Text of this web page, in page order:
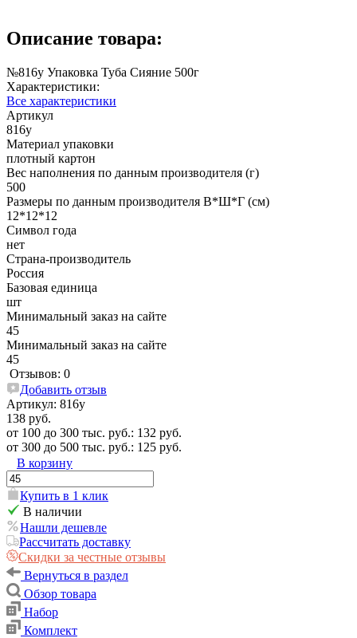
Описание товара:
№816у Упаковка Туба Сияние 500г
Характеристики:
Все характеристики
Артикул
816у
Материал упаковки
плотный картон
Вес наполнения по данным производителя (г)
500
Размеры по данным производителя В*Ш*Г (см)
12*12*12
Символ года
нет
Страна-производитель
Россия
Базовая единица
шт
Минимальный заказ на сайте
45
Минимальный заказ на сайте
45
Отзывов: 0
Добавить отзыв
Артикул: 816у
138 руб.
от 100 до 300 тыс. руб.: 132 руб.
от 300 до 500 тыс. руб.: 125 руб.
В корзину
Купить в 1 клик
В наличии
Нашли дешевле
Рассчитать доставку
Скидки за честные отзывы
Вернуться в раздел
Обзор товара
Набор
Комплект